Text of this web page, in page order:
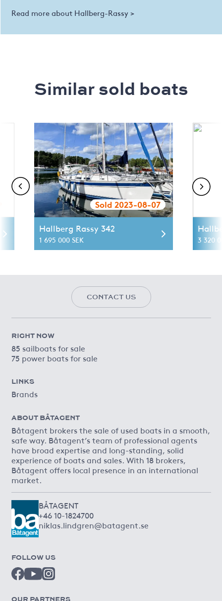
Read more about Hallberg-Rassy >
Similar sold boats
Sold 2023-08-07
Hallberg Rassy 342
1 695 000 SEK 3 320
CONTACT US
RIGHT NOW
85 sailboats for sale
75 power boats for sale
LINKS
Brands
ABOUT BÅTAGENT
Båtagent brokers the sale of used boats in a smooth,
safe way. Båtagent’s team of professional agents
have broad expertise and long-standing, solid
experience of boats and sales. With 18 brokers,
Båtagent offers local presence in an international
market.
BÅTAGENT
+46 10-1824700
niklas.lindgren@batagent.se
FOLLOW US
OUR PARTNERS